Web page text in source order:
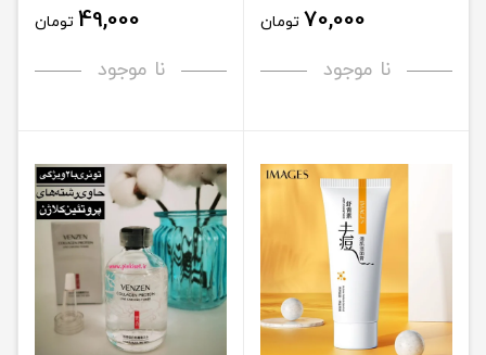
70,000 تومان
نا موجود
49,000 تومان
نا موجود